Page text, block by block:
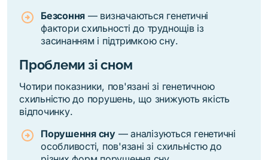
Безсоння — визначаються генетичні
фактори схильності до труднощів із
засинанням і підтримкою сну.
Проблеми зі сном
Чотири показники, пов'язані зі генетичною
схильністю до порушень, що знижують якість
відпочинку.
Порушення сну— аналізуються генетичні
особливості, пов'язані зі схильністю до